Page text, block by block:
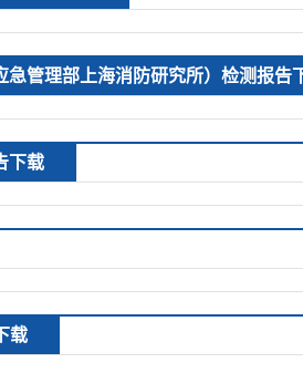
急管理部上海消防研究所）检测报告
下载
载